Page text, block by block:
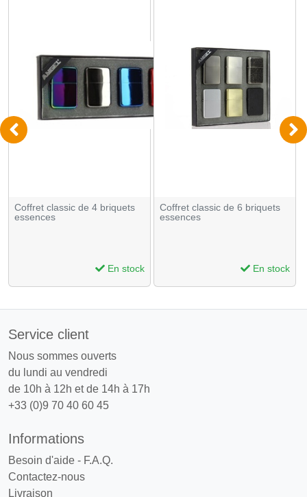
Coffret classic de 4 briquets
essences
En stock
Coffret classic de 6 briquets
essences
En stock
Service client
Nous sommes ouverts
du lundi au vendredi
de 10h à 12h et de 14h à 17h
+33 (0)9 70 40 60 45
Informations
Besoin d'aide - F.A.Q.
Contactez-nous
Livraison